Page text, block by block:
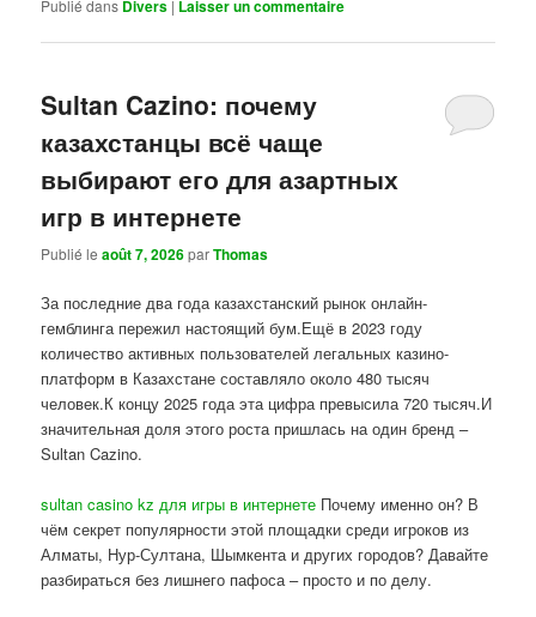
Publié dans Divers | Laisser un commentaire
Sultan Cazino: почему
казахстанцы всё чаще
выбирают его для азартных
игр в интернете
Publié leaoût 7, 2026parThomas
За последние два года казахстанский рынок онлайн-
гемблинга пережил настоящий бум.Ещё в 2023 году
количество активных пользователей легальных казино-
платформ в Казахстане составляло около 480 тысяч
человек.К концу 2025 года эта цифра превысила 720 тысяч.И
значительная доля этого роста пришлась на один бренд –
Sultan Cazino.
sultan casino kz для игры в интернете Почему именно он? В
чём секрет популярности этой площадки среди игроков из
Алматы, Нур-Султана, Шымкента и других городов? Давайте
разбираться без лишнего пафоса – просто и по делу.